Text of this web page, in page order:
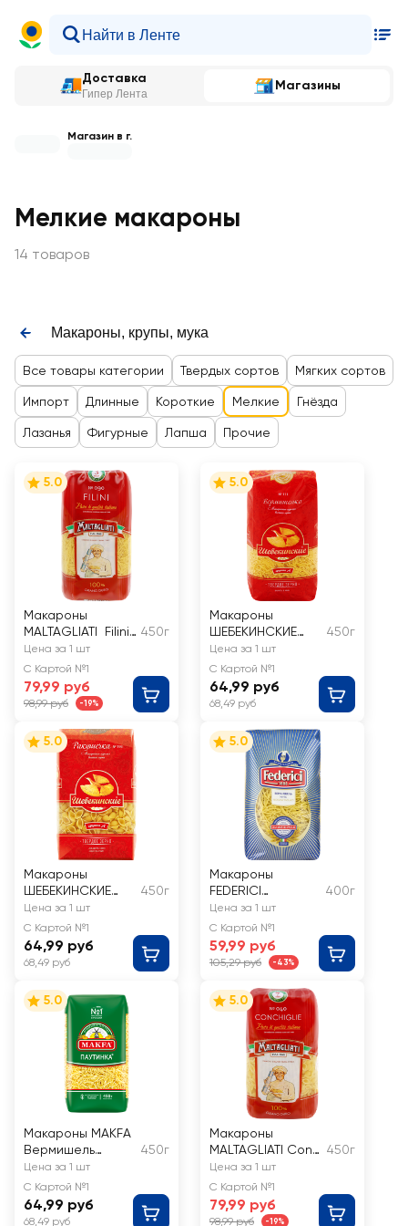
Доставка
Гипер Лента
Магазины
Магазин в г.
Мелкие макароны
14 товаров
Макароны, крупы, мука
Все товары категории Твердых сортов Мягких сортов
Импорт Длинные Короткие Мелкие Гнёзда
Лазанья Фигурные Лапша Прочие
5.0
Макароны
MALTAGLIATI Filini
№ 090
450г
Цена за 1 шт
С Картой №1
79,99 руб
98,99 руб -19%
5.0
Макароны
ШЕБЕКИНСКИЕ
Вермишель
легкая группа А,
высший сорт
450г
Цена за 1 шт
С Картой №1
64,99 руб
68,49 руб
5.0
Макароны
ШЕБЕКИНСКИЕ
Ракушечка №193
450г
Цена за 1 шт
С Картой №1
64,99 руб
68,49 руб
5.0
Макароны
FEDERICI
Вермишель №96
400г
Цена за 1 шт
С Картой №1
59,99 руб
105,29 руб -43%
5.0
Макароны MAKFA
Вермишель
тонкая высший
сорт
450г
Цена за 1 шт
С Картой №1
64,99 руб
68,49 руб
5.0
Макароны
MALTAGLIATI Conc
higlie № 040
450г
Цена за 1 шт
С Картой №1
79,99 руб
98,99 руб -19%